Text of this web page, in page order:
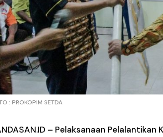
: PROKOPIM SETDA
– Pelaksanaan Pelalantikan